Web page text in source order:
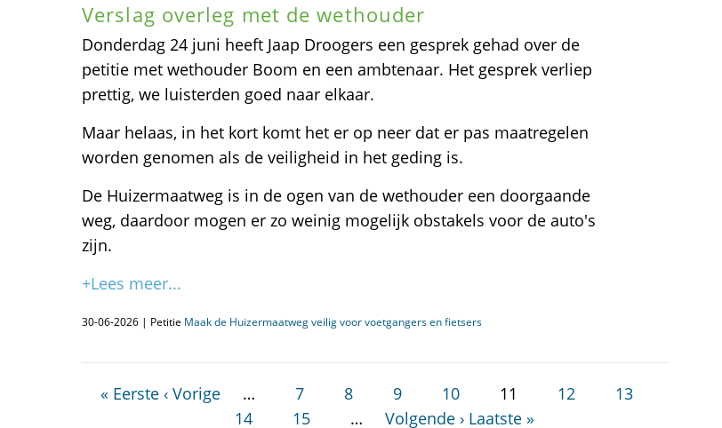
Verslag overleg met de wethouder
Donderdag 24 juni heeft Jaap Droogers een gesprek gehad over de
petitie met wethouder Boom en een ambtenaar. Het gesprek verliep
prettig, we luisterden goed naar elkaar.
Maar helaas, in het kort komt het er op neer dat er pas maatregelen
worden genomen als de veiligheid in het geding is.
De Huizermaatweg is in de ogen van de wethouder een doorgaande
weg, daardoor mogen er zo weinig mogelijk obstakels voor de auto's
zijn.
+Lees meer...
30-06-2026 | Petitie Maak de Huizermaatweg veilig voor voetgangers en fietsers
« Eerste ‹ Vorige … 7 8 9 10 11 12
13
14
15 … Volgende › Laatste »